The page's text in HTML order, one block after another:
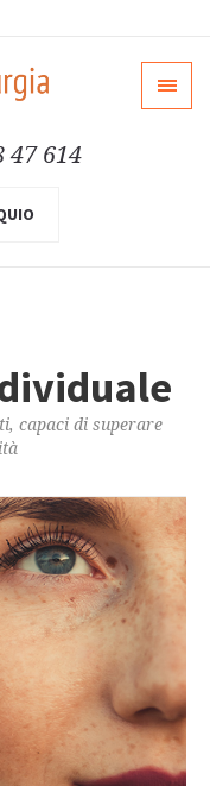
47 614
capaci di superare